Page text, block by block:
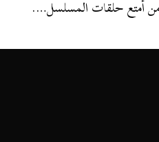
أمتع حلقات المسلسل….